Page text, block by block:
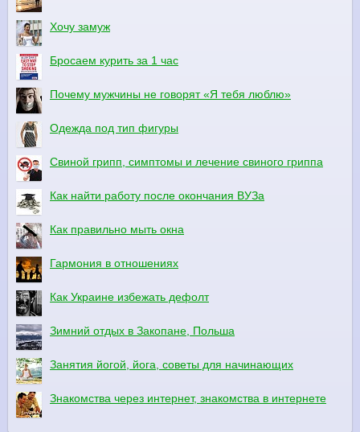
Хочу замуж
Бросаем курить за 1 час
Почему мужчины не говорят «Я тебя люблю»
Одежда под тип фигуры
Свиной грипп, симптомы и лечение свиного гриппа
Как найти работу после окончания ВУЗа
Как правильно мыть окна
Гармония в отношениях
Как Украине избежать дефолт
Зимний отдых в Закопане, Польша
Занятия йогой, йога, советы для начинающих
Знакомства через интернет, знакомства в интернете